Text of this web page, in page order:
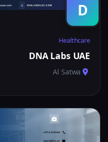
D
Healthcare
DNA Labs UAE
Al Satwa